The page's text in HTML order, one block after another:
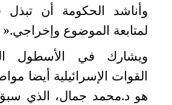
وأناشد الحكومة أن
لمتابعة الموضوع وإخراجي».
ويشارك في الأسطول
القوات الإسرائيلية أيضا
هو د.محمد جمال، الذي